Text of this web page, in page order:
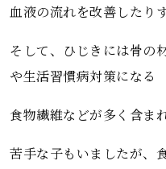
血液の流れを改善したり
そして、ひじきには骨の
や生活習慣病対策になる
食物繊維などが多く含ま
苦手な子もいましたが、